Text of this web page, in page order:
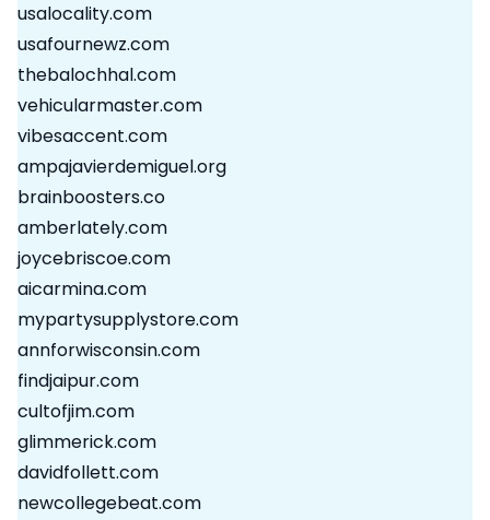
usalocality.com
usafournewz.com
thebalochhal.com
vehicularmaster.com
vibesaccent.com
ampajavierdemiguel.org
brainboosters.co
amberlately.com
joycebriscoe.com
aicarmina.com
mypartysupplystore.com
annforwisconsin.com
findjaipur.com
cultofjim.com
glimmerick.com
davidfollett.com
newcollegebeat.com